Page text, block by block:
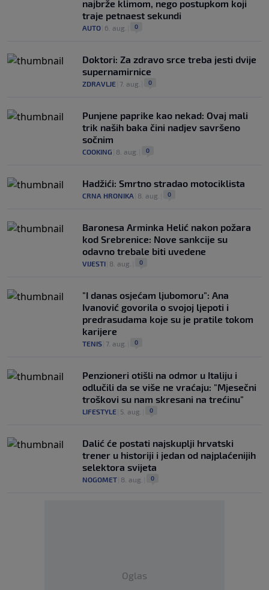
najbrže klimom, nego postupkom koji
traje petnaest sekundi
AUTO 6. aug. 0
Doktori: Za zdravo srce treba jesti dvije
supernamirnice
ZDRAVLJE 7. aug. 0
Punjene paprike kao nekad: Ovaj mali
trik naših baka čini nadjev savršeno
sočnim
COOKING 8. aug. 0
Hadžići: Smrtno stradao motociklista
CRNA HRONIKA 8. aug. 0
Baronesa Arminka Helić nakon požara
kod Srebrenice: Nove sankcije su
odavno trebale biti uvedene
VIJESTI 8. aug. 0
"I danas osjećam ljubomoru": Ana
Ivanović govorila o svojoj ljepoti i
predrasudama koje su je pratile tokom
karijere
TENIS 7. aug. 0
Penzioneri otišli na odmor u Italiju i
odlučili da se više ne vraćaju: "Mjesečni
troškovi su nam skresani na trećinu"
LIFESTYLE 5. aug. 0
Dalić će postati najskuplji hrvatski
trener u historiji i jedan od najplaćenijih
selektora svijeta
NOGOMET 8. aug. 0
Oglas